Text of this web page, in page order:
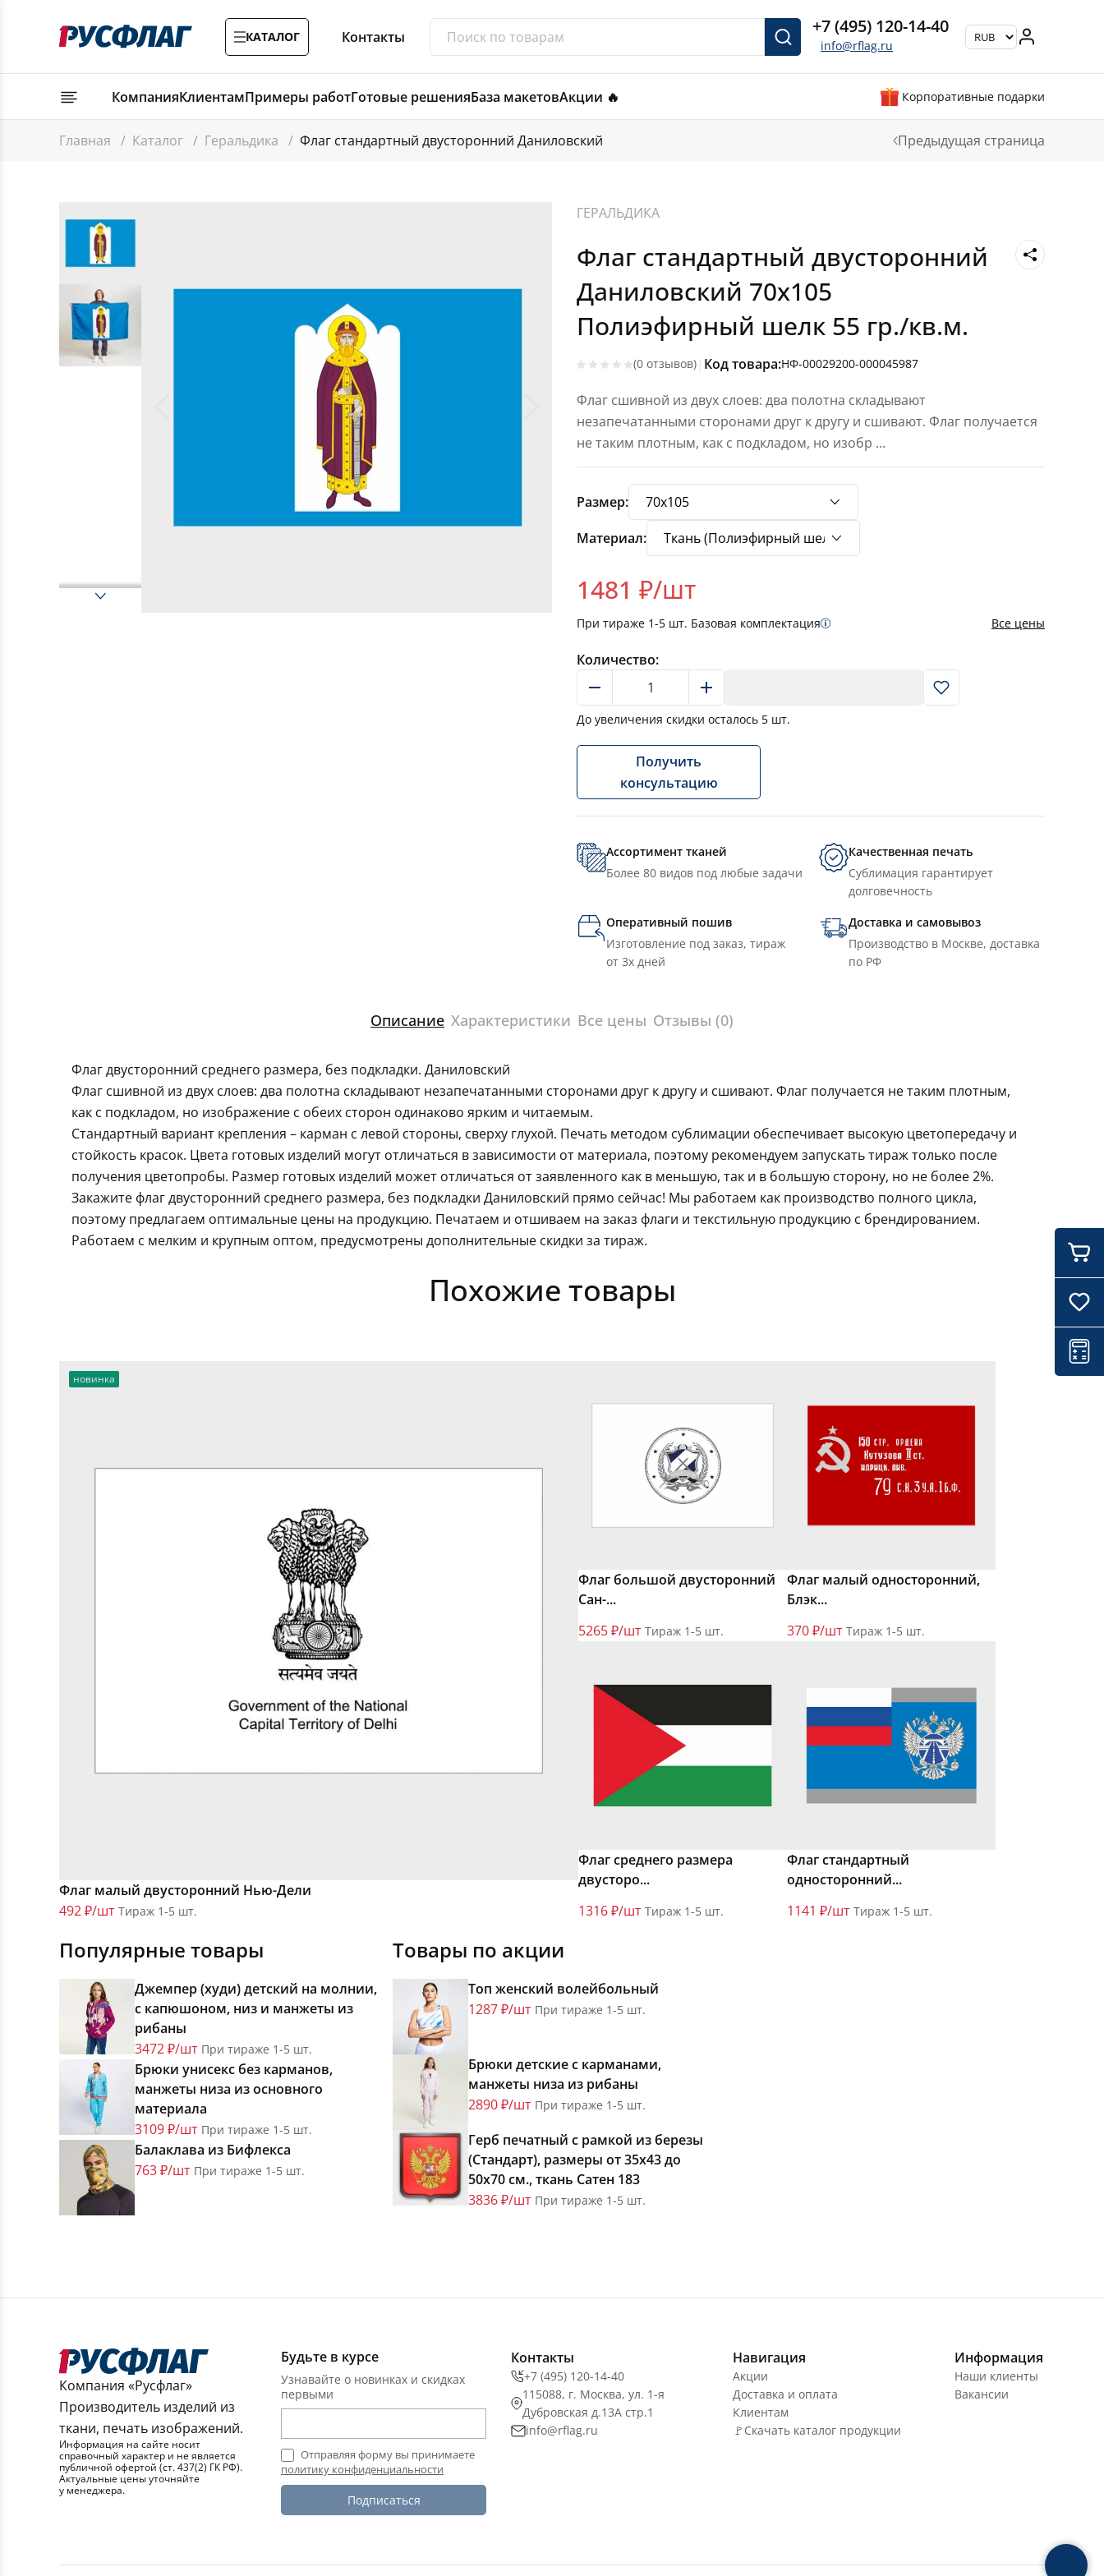
КАТАЛОГ Контакты +7 (495) 120-14-40
info@rflag.ru
КомпанияКлиентамПримеры работГотовые решенияБаза макетовАкции 🔥 Корпоративные подарки
Главная / Каталог / Геральдика / Флаг стандартный двусторонний Даниловский Предыдущая страница
ГЕРАЛЬДИКА
Флаг стандартный двусторонний
Даниловский 70х105
Полиэфирный шелк 55 гр./кв.м.
(0 отзывов) | Код товара:НФ-00029200-000045987
Флаг сшивной из двух слоев: два полотна складывают
незапечатанными сторонами друг к другу и сшивают. Флаг получается
не таким плотным, как с подкладом, но изобр ...
Размер:
Материал:
1481 ₽/шт
При тираже 1-5 шт. Базовая комплектация Все цены
Количество:
До увеличения скидки осталось 5 шт.
Получить
консультацию
Ассортимент тканей
Более 80 видов под любые задачи
Качественная печать
Сублимация гарантирует
долговечность
Оперативный пошив
Изготовление под заказ, тираж
от 3х дней
Доставка и самовывоз
Производство в Москве, доставка
по РФ
Описание Характеристики Все цены Отзывы (0)
Флаг двусторонний среднего размера, без подкладки. Даниловский
Флаг сшивной из двух слоев: два полотна складывают незапечатанными сторонами друг к другу и сшивают. Флаг получается не таким плотным,
как с подкладом, но изображение с обеих сторон одинаково ярким и читаемым.
Стандартный вариант крепления – карман с левой стороны, сверху глухой. Печать методом сублимации обеспечивает высокую цветопередачу и
стойкость красок. Цвета готовых изделий могут отличаться в зависимости от материала, поэтому рекомендуем запускать тираж только после
получения цветопробы. Размер готовых изделий может отличаться от заявленного как в меньшую, так и в большую сторону, но не более 2%.
Закажите флаг двусторонний среднего размера, без подкладки Даниловский прямо сейчас! Мы работаем как производство полного цикла,
поэтому предлагаем оптимальные цены на продукцию. Печатаем и отшиваем на заказ флаги и текстильную продукцию с брендированием.
Работаем с мелким и крупным оптом, предусмотрены дополнительные скидки за тираж.
Похожие товары
новинка
Флаг малый двусторонний Нью-Дели
492 ₽/шт Тираж 1-5 шт.
Флаг большой двусторонний
Сан-...
5265 ₽/шт Тираж 1-5 шт.
Флаг малый односторонний,
Блэк...
370 ₽/шт Тираж 1-5 шт.
Флаг среднего размера
двусторо...
1316 ₽/шт Тираж 1-5 шт.
Флаг стандартный
односторонний...
1141 ₽/шт Тираж 1-5 шт.
Популярные товары
Джемпер (худи) детский на молнии,
с капюшоном, низ и манжеты из
рибаны
3472 ₽/шт При тираже 1-5 шт.
Брюки унисекс без карманов,
манжеты низа из основного
материала
3109 ₽/шт При тираже 1-5 шт.
Балаклава из Бифлекса
763 ₽/шт При тираже 1-5 шт.
Товары по акции
Топ женский волейбольный
1287 ₽/шт При тираже 1-5 шт.
Брюки детские с карманами,
манжеты низа из рибаны
2890 ₽/шт При тираже 1-5 шт.
Герб печатный с рамкой из березы
(Стандарт), размеры от 35х43 до
50х70 см., ткань Сатен 183
3836 ₽/шт При тираже 1-5 шт.
Компания «Русфлаг»
Производитель изделий из
ткани, печать изображений.
Информация на сайте носит
справочный характер и не является
публичной офертой (ст. 437(2) ГК РФ).
Актуальные цены уточняйте
у менеджера.
Будьте в курсе
Узнавайте о новинках и скидках
первыми
Отправляя форму вы принимаете
политику конфиденциальности
Подписаться
Контакты
+7 (495) 120-14-40
115088, г. Москва, ул. 1-я
Дубровская д.13А стр.1
info@rflag.ru
Навигация
Акции
Доставка и оплата
Клиентам
🚩Скачать каталог продукции
Информация
Наши клиенты
Вакансии